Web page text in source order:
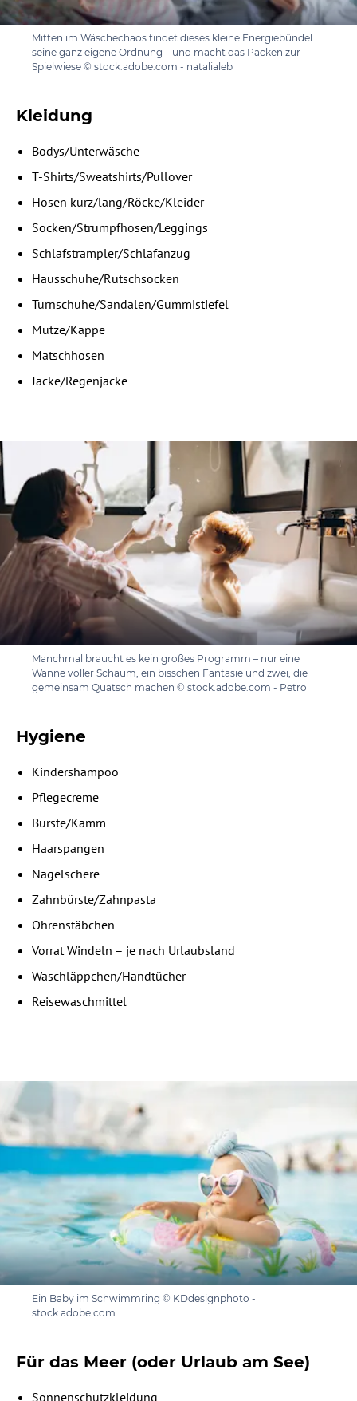
Mitten im Wäschechaos findet dieses kleine Energiebündel
seine ganz eigene Ordnung – und macht das Packen zur
Spielwiese © stock.adobe.com - natalialeb
Kleidung
Bodys/Unterwäsche
T-Shirts/Sweatshirts/Pullover
Hosen kurz/lang/Röcke/Kleider
Socken/Strumpfhosen/Leggings
Schlafstrampler/Schlafanzug
Hausschuhe/Rutschsocken
Turnschuhe/Sandalen/Gummistiefel
Mütze/Kappe
Matschhosen
Jacke/Regenjacke
Manchmal braucht es kein großes Programm – nur eine
Wanne voller Schaum, ein bisschen Fantasie und zwei, die
gemeinsam Quatsch machen © stock.adobe.com - Petro
Hygiene
Kindershampoo
Pflegecreme
⁠Bürste/Kamm
Haarspangen
Nagelschere
Zahnbürste/Zahnpasta
Ohrenstäbchen
Vorrat Windeln – je nach Urlaubsland
Waschläppchen/Handtücher
Reisewaschmittel
Ein Baby im Schwimmring © KDdesignphoto -
stock.adobe.com
Für das Meer (oder Urlaub am See)
Sonnenschutzkleidung